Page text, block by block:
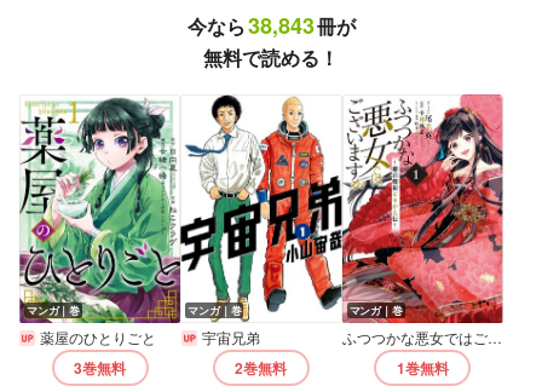
今なら38,843冊が
無料で読める！
マンガ｜巻
薬屋のひとりごと
3巻無料
マンガ｜巻
宇宙兄弟
2巻無料
マンガ｜巻
ふつつかな悪女ではございますが ～雛宮蝶鼠とりかえ伝～【電子限定描き下ろし付き】
1巻無料